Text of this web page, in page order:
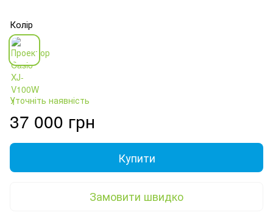
Колір
Уточніть наявність
37 000 грн
Купити
Замовити швидко